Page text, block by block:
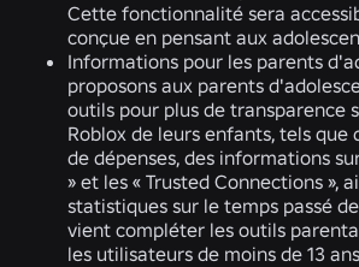
Cette fonctionnalité sera
conçue en pensant aux
Informations pour les parents
proposons aux parents
outils pour plus de transparence
Roblox de leurs enfants, tels que
de dépenses, des informations
» et les « Trusted Connections »,
statistiques sur le temps passé
vient compléter les outils
les utilisateurs de moins de 13